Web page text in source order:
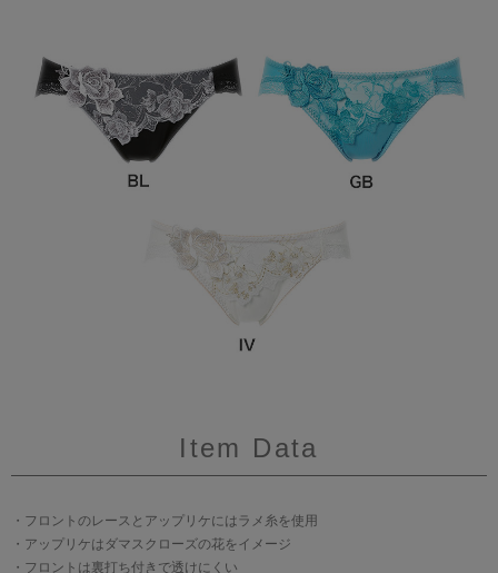
Item Data
・フロントのレースとアップリケにはラメ糸を使用
・アップリケはダマスクローズの花をイメージ
・フロントは裏打ち付きで透けにくい